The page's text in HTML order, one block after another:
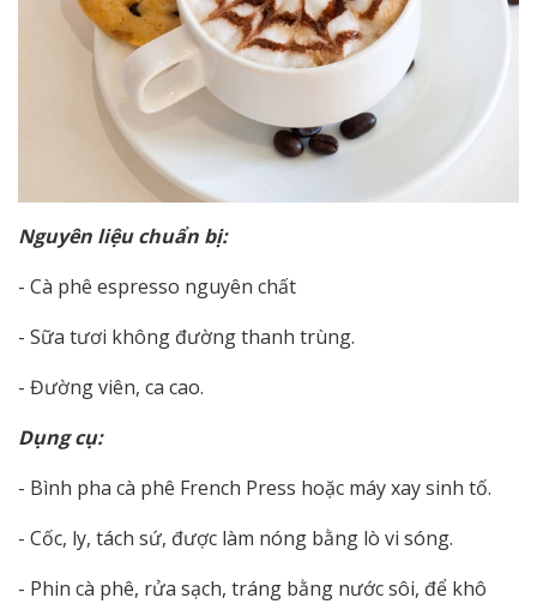
Nguyên liệu chuẩn bị:
- Cà phê espresso nguyên chất
- Sữa tươi không đường thanh trùng.
- Đường viên, ca cao.
Dụng cụ:
- Bình pha cà phê French Press hoặc máy xay sinh tố.
- Cốc, ly, tách sứ, được làm nóng bằng lò vi sóng.
- Phin cà phê, rửa sạch, tráng bằng nước sôi, để khô